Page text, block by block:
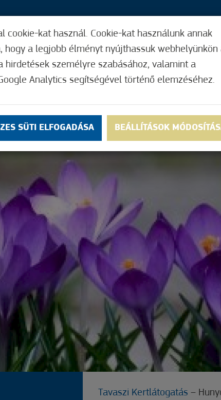
MŰKÖDIK HASZNOS FUNKCIÓK
Tavaszi Kertlátogatás –
cookie-kat használ. Cookie-kat használunk annak
hogy a legjobb élményt nyújthassuk webhelyünkön
hirdetések személyre szabásához, valamint a
Analytics segítségével történő elemzéséhez.
SÜTI ELFOGADÁSA BEÁLLÍTÁSOK